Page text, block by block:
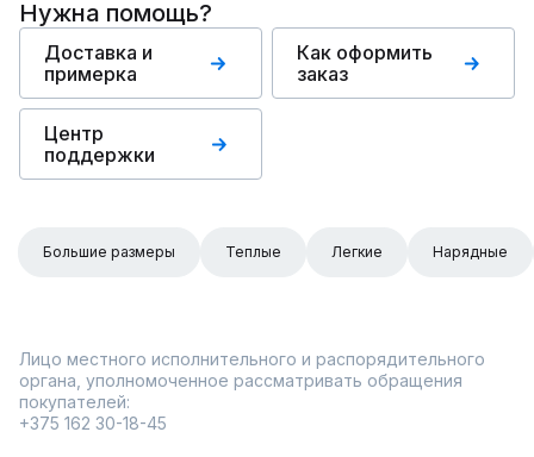
Нужна помощь?
Доставка и
примерка
Как оформить
заказ
Центр
поддержки
Большие размеры Теплые Легкие Нарядные
Лицо местного исполнительного и распорядительного
органа, уполномоченное рассматривать обращения
покупателей:
+375 162 30-18-45